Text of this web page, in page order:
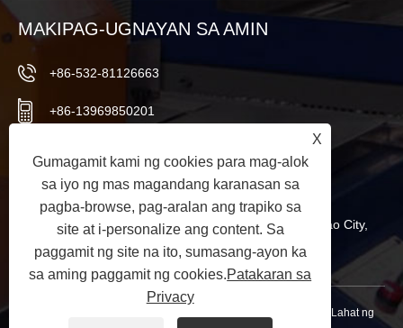
MAKIPAG-UGNAYAN SA AMIN
+86-532-81126663
+86-13969850201
info@worldextruder.com
Nuozhuang, Sanlihe Office, Jiaozhou City, Qingdao City,
Shandong Province, China
Copyright © 2024 Qingdao Longchangjie Machinery Co., Ltd. Lahat ng
X
Gumagamit kami ng cookies para mag-alok
sa iyo ng mas magandang karanasan sa
pagba-browse, pag-aralan ang trapiko sa
site at i-personalize ang content. Sa
paggamit ng site na ito, sumasang-ayon ka
sa aming paggamit ng cookies.Patakaran sa
Privacy